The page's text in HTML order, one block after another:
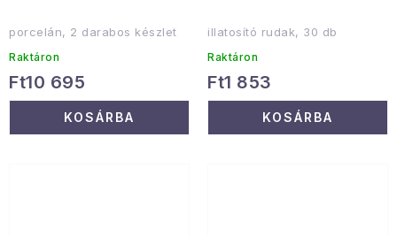
porcelán, 2 darabos készlet
Raktáron
Ft10 695
KOSÁRBA
illatosító rudak, 30 db
Raktáron
Ft1 853
KOSÁRBA